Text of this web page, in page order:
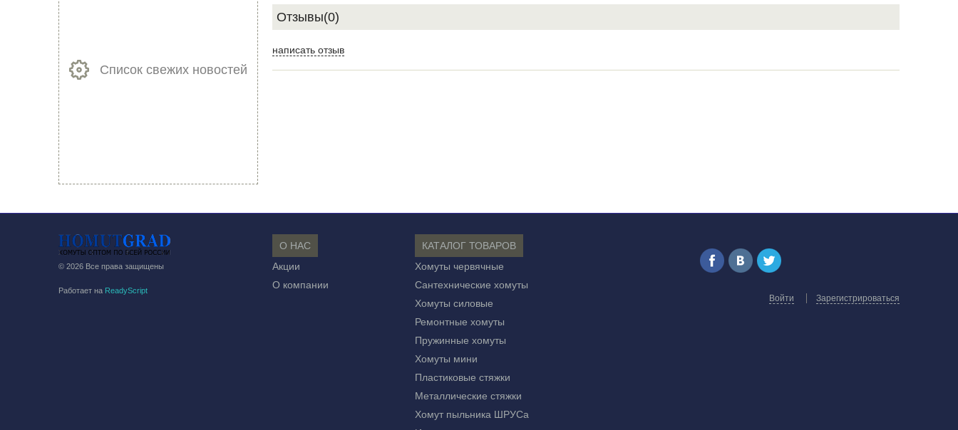
Отзывы(0)
написать отзыв
Список свежих новостей
© 2026 Все права защищены
Работает на ReadyScript
О НАС
Акции
О компании
КАТАЛОГ ТОВАРОВ
Хомуты червячные
Сантехнические хомуты
Хомуты силовые
Ремонтные хомуты
Пружинные хомуты
Хомуты мини
Пластиковые стяжки
Металлические стяжки
Хомут пыльника ШРУСа
Войти Зарегистрироваться